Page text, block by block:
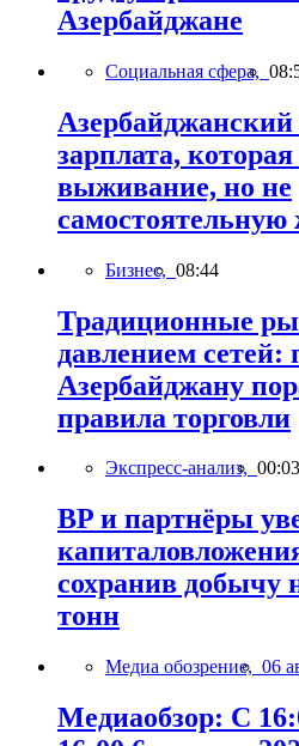
Азербайджане
Социальная сфера,
зарплата,
выживание, но не
самостоятельную
Бизнес, 08:44
Традиционные
давлением сетей:
Азербайджану
правила торговли
Экспресс-анализ, 00:03
BP и партнёры
сохранив добычу
тонн
Медиа обозрение, 06
Медиаобзор: С